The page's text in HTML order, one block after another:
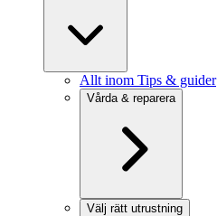
Allt inom Tips & guider
Vårda & reparera
Välj rätt utrustning